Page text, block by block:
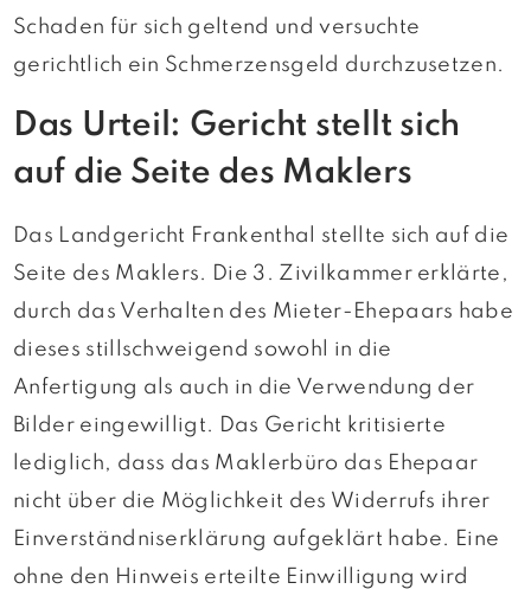
Schaden für sich geltend und versuchte
gerichtlich ein Schmerzensgeld durchzusetzen.
Das Urteil: Gericht stellt sich
auf die Seite des Maklers
Das Landgericht Frankenthal stellte sich auf die
Seite des Maklers. Die 3. Zivilkammer erklärte,
durch das Verhalten des Mieter-Ehepaars habe
dieses stillschweigend sowohl in die
Anfertigung als auch in die Verwendung der
Bilder eingewilligt. Das Gericht kritisierte
lediglich, dass das Maklerbüro das Ehepaar
nicht über die Möglichkeit des Widerrufs ihrer
Einverständniserklärung aufgeklärt habe. Eine
ohne den Hinweis erteilte Einwilligung wird